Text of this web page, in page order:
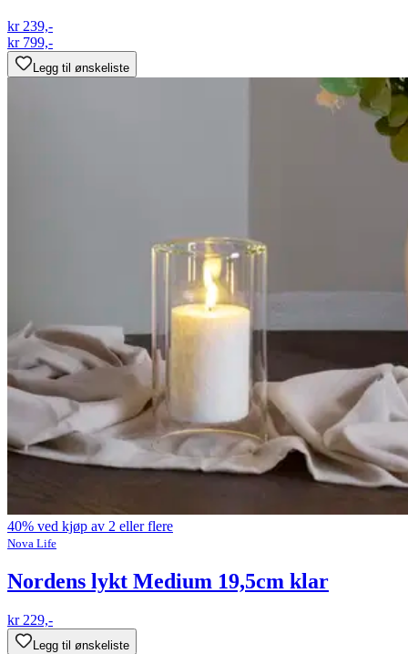
kr 239,-
kr 799,-
Legg til ønskeliste
40% ved kjøp av 2 eller flere
Nova Life
Nordens lykt Medium 19,5cm klar
kr 229,-
Legg til ønskeliste